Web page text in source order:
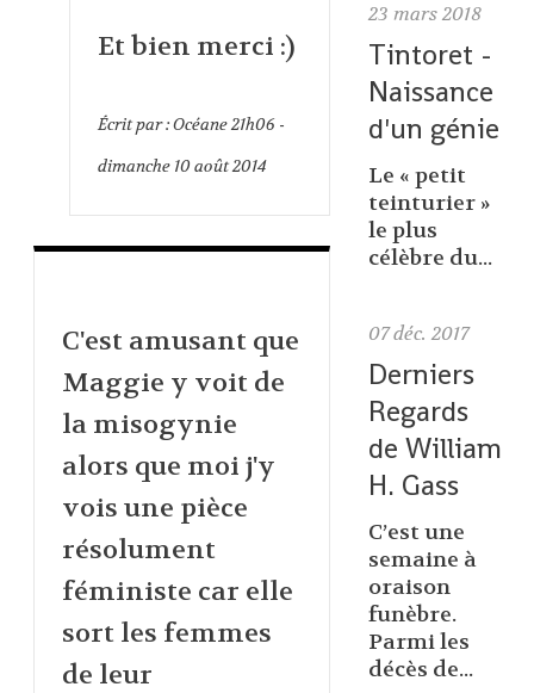
Et bien merci :)
Écrit par :Océane21h06-
dimanche 10août 2014
C'est amusant que
Maggie y voit de
la misogynie
alors que moi j'y
vois une pièce
résolument
féministe car elle
sort les femmes
de leur
23 mars 2018
Tintoret -
Naissance
d'un génie
Le « petit
teinturier »
le plus
célèbre du...
07 déc. 2017
Derniers
Regards
de William
H. Gass
C’est une
semaine à
oraison
funèbre.
Parmi les
décès de...